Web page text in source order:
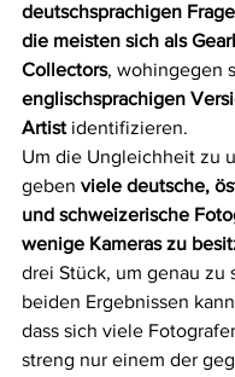
deutschsprachigen
die meisten sich als
Collectors, wohingegen
englischsprachigen
Artist identifizieren.
Um die Ungleichheit zu
geben viele deutsche,
und schweizerische
wenige Kameras zu
drei Stück, um genau zu
beiden Ergebnissen
dass sich viele
streng nur einem der